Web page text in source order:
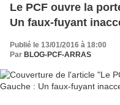
Le PCF ouvre la
Un faux-fuyant
Publié le 13/01/2016 à 18:00
Par BLOG-PCF-ARRAS